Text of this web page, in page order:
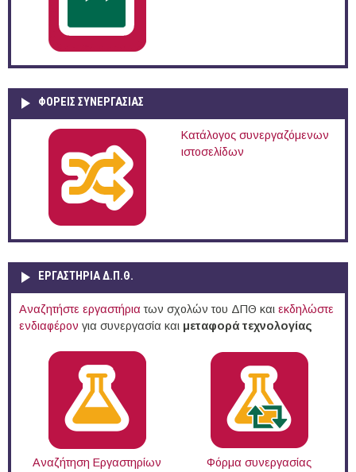
ΦΟΡΕΙΣ ΣΥΝΕΡΓΑΣΙΑΣ
Κατάλογος συνεργαζόμενων
ιστοσελίδων
ΕΡΓΑΣΤΗΡΙΑ Δ.Π.Θ.
Αναζητήστε εργαστήρια των σχολών του ΔΠΘ και εκδηλώστε
ενδιαφέρον για συνεργασία και μεταφορά τεχνολογίας
Αναζήτηση Εργαστηρίων Φόρμα συνεργασίας